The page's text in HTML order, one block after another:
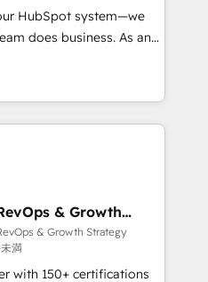
Belgium, Singapore, and
employees.
HubSpot system—we
does business. As an
CRM solutions that
operational efficiency,
on HubSpot. What
time to deeply
Our mission
HubSpot’s full potential
unmatched
support, we equip
& Growth
& Growth Strategy
満
with 150+ certifications